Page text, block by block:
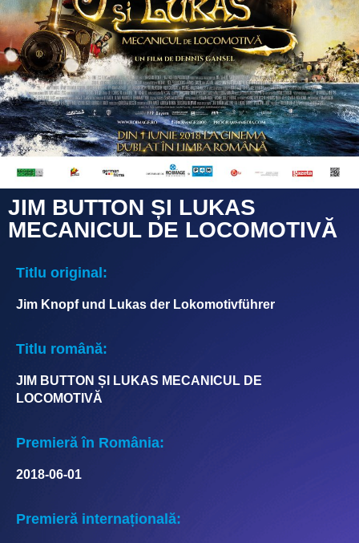
JIM BUTTON ȘI LUKAS
MECANICUL DE LOCOMOTIVĂ
Titlu original:
Jim Knopf und Lukas der Lokomotivführer
Titlu română:
JIM BUTTON ȘI LUKAS MECANICUL DE
LOCOMOTIVĂ
Premieră în România:
2018-06-01
Premieră internațională: